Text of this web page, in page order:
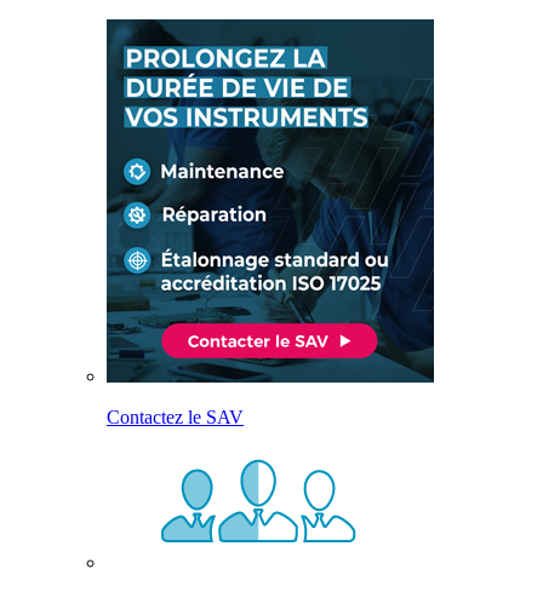
Contactez le SAV